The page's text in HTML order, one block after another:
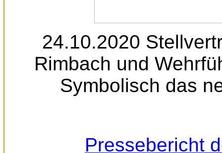
24.10.2020
Rimbach und
Symbolisch das
Pressebericht